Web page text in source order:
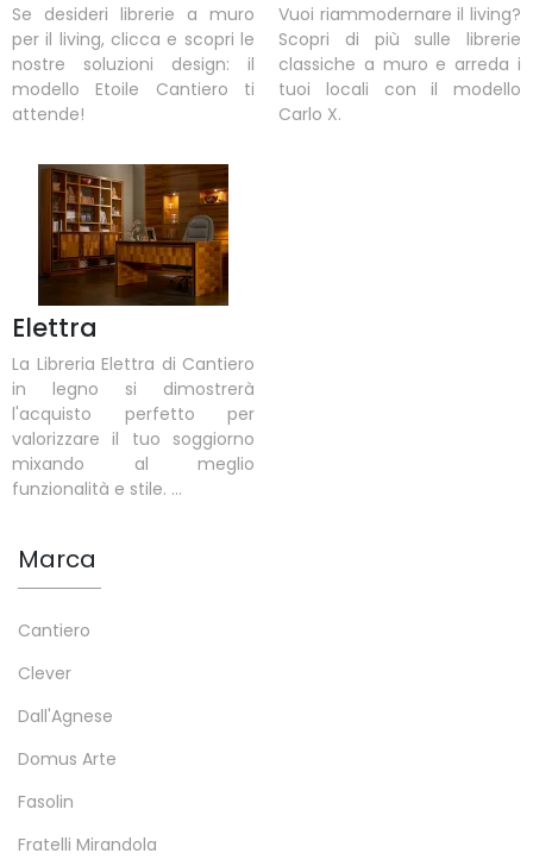
Se desideri librerie a muro
per il living, clicca e scopri le
nostre soluzioni design: il
modello Etoile Cantiero ti
attende!
Vuoi riammodernare il living?
Scopri di più sulle librerie
classiche a muro e arreda i
tuoi locali con il modello
Carlo X.
Elettra
La Libreria Elettra di Cantiero
in legno si dimostrerà
l'acquisto perfetto per
valorizzare il tuo soggiorno
mixando al meglio
funzionalità e stile. ...
Marca
Cantiero
Clever
Dall'Agnese
Domus Arte
Fasolin
Fratelli Mirandola